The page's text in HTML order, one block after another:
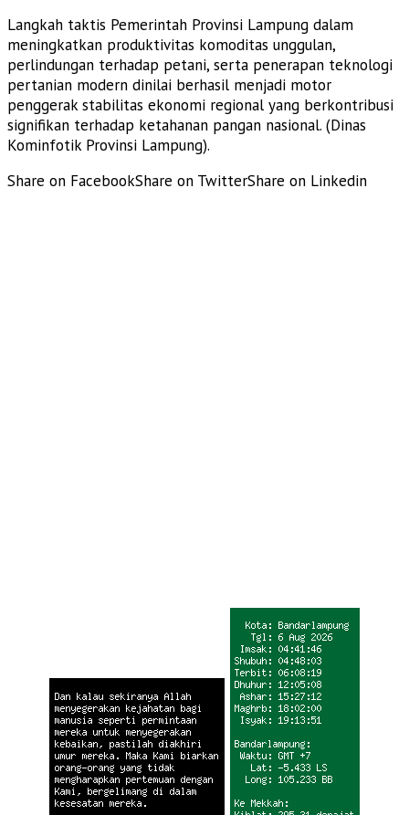
Langkah taktis Pemerintah Provinsi Lampung dalam
meningkatkan produktivitas komoditas unggulan,
perlindungan terhadap petani, serta penerapan teknologi
pertanian modern dinilai berhasil menjadi motor
penggerak stabilitas ekonomi regional yang berkontribusi
signifikan terhadap ketahanan pangan nasional. (Dinas
Kominfotik Provinsi Lampung).
Share on FacebookShare on TwitterShare on Linkedin